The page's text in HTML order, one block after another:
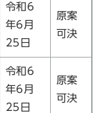
令和6
年6月
25日
原案
可決
令和6
年6月
25日
原案
可決